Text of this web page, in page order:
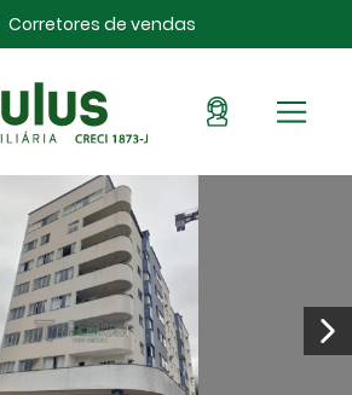
Corretores de vendas
Sou Cliente
Pronto para morar
Imóveis na planta
Alugue aqui
Blog
Anuncie seu imóvel